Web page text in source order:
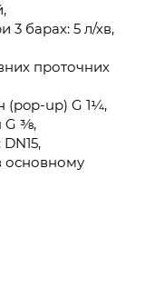
3 барах: 5 л/хв,
проточних
(pop-up) G 1¼,
G ⅜,
основному